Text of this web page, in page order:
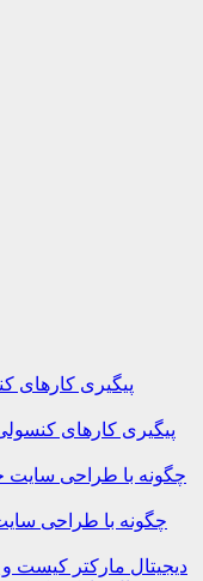
پیگیری کارهای
چگونه با طراحی